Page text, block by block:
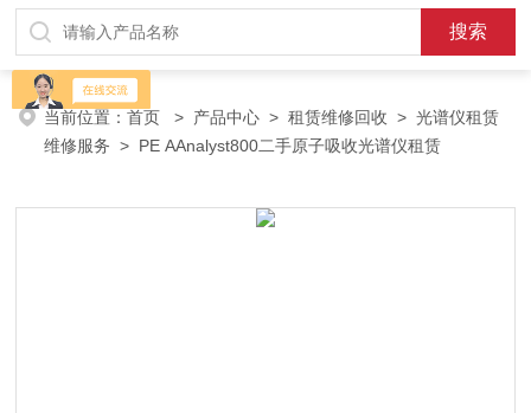
阀件、进样器、色谱担体），顶空进样器，热解析仪，紫外分光光度
计，原子吸收分光光度计，傅立叶红外光谱仪，分析天平等常规实验
室产品。
当前位置：首页 > 产品中心 >租赁维修回收 >光谱仪租赁
维修服务 > PE AAnalyst800二手原子吸收光谱仪租赁